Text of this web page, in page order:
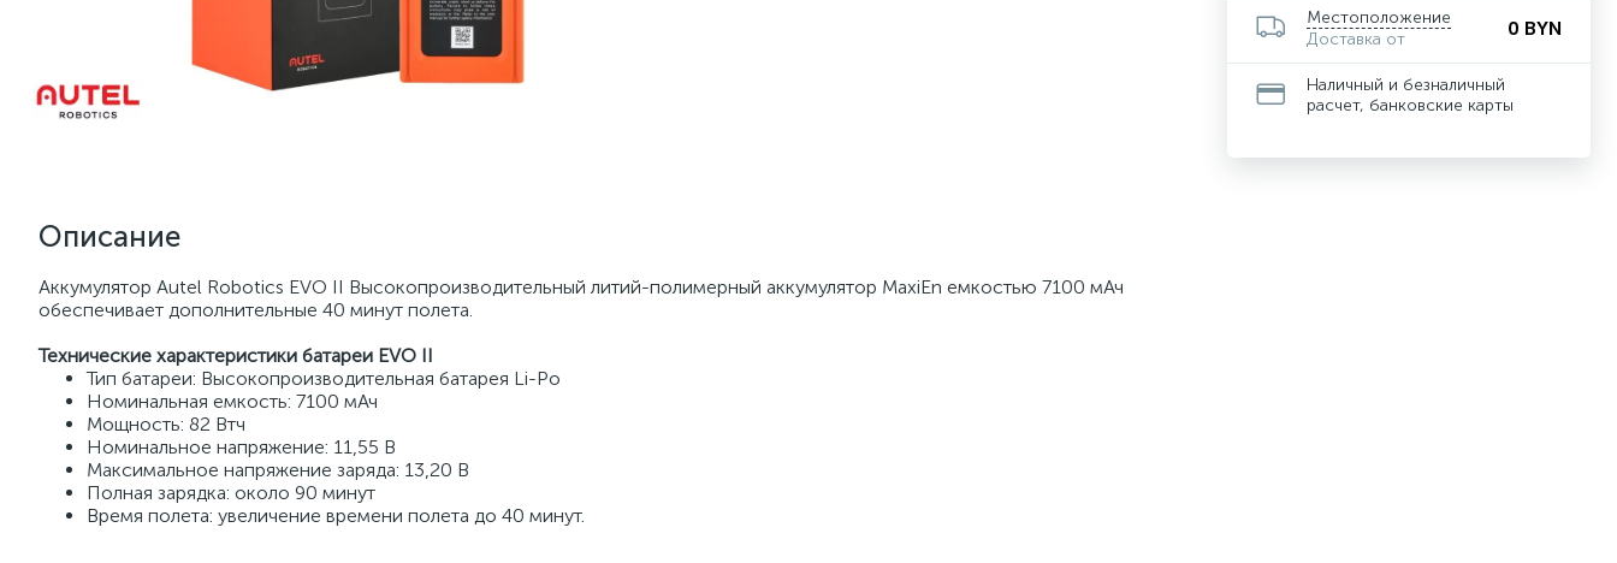
Описание
Аккумулятор Autel Robotics EVO II Высокопроизводительный литий-полимерный аккумулятор MaxiEn емкостью 7100 мАч
обеспечивает дополнительные 40 минут полета.
Технические характеристики батареи EVO II
Тип батареи: Высокопроизводительная батарея Li-Po
Номинальная емкость: 7100 мАч
Мощность: 82 Втч
Номинальное напряжение: 11,55 В
Максимальное напряжение заряда: 13,20 В
Полная зарядка: около 90 минут
Время полета: увеличение времени полета до 40 минут.
Местоположение
Доставка от
0 BYN
Наличный и безналичный
расчет, банковские карты